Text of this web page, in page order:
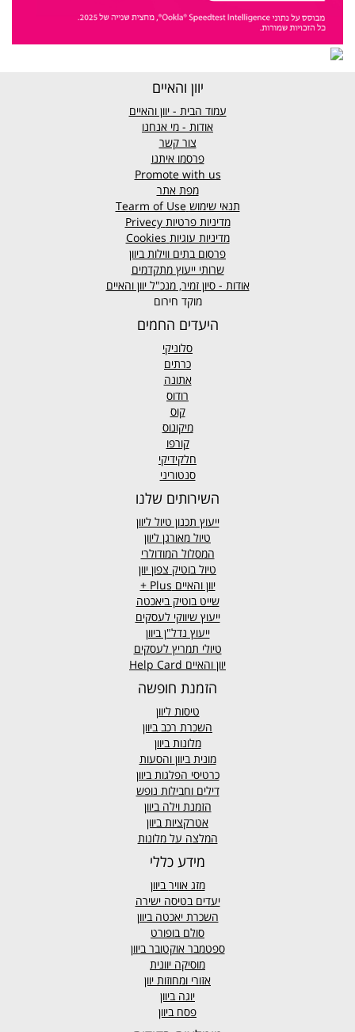
יוון והאיים
עמוד הבית - יוון והאיים
אודות - מי אנחנו
צור קשר
פרסמו איתנו
Promote with us
מפת אתר
תנאי שימוש
מדיניות פרטיות Privecy
מדיניות עוגיות Cookies
פרסום בתים ווילות ביוון
שרותי ייעוץ מתקדמים
אודות - סיון זמיר, מנכ"ל יוון והאיים
מוקד חירום
היעדים החמים
סלוניקי
כרתים
אתונה
רודוס
קוס
מיקונוס
קורפו
חלקידיקי
סנטוריני
השירותים שלנו
ייעוץ תכנון טיול ליוון
טיול מאורגן ליוון
המסלול המודולרי
טיול בוטיק צפון יוון
יוון והאיים Plus +
שייט בוטיק ביאכטה
ייעוץ שיווקי לעסקים
ייעוץ נדל"ן ביוון
טיולי תמריץ לעסקים
יוון והאיים Help Card
הזמנת חופשה
טיסות ליוון
השכרת רכב ביוון
מלונות ביוון
מונית ביוון והסעות
כרטיסי הפלגות ביוון
דילים וחבילות נופש
הזמנת וילה ביוון
אטרקציות ביוון
המלצה על מלונות
מידע כללי
מזג אווירביוון
יעדים בטיסה ישירה
השכרת יאכטה ביוון
סולם בופורט
ספטמבר אוקטובר ביוון
מוסיקה יוונית
אזורי ומחוזות יוון
יוגה ביוון
פסח ביוון